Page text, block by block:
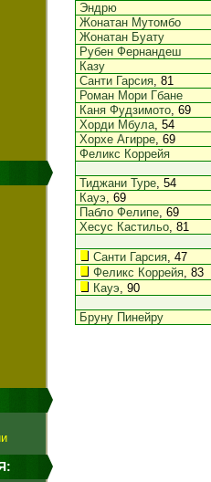
Эндрю
Жонатан Мутомбо
Жонатан Буату
Рубен Фернандеш
Казу
Санти Гарсия, 81
Роман Мори Гбане
Каня Фудзимото, 69
Хорди Мбула, 54
Хорхе Агирре, 69
Феликс Коррейя
Тиджани Туре, 54
Кауэ, 69
Пабло Фелипе, 69
Хесус Кастильо, 81
Санти Гарсия, 47
Феликс Коррейя, 83
Кауэ, 90
Бруну Пинейру